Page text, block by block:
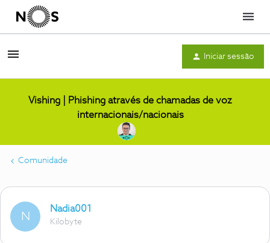
Menu
Iniciar sessão
Vishing | Phishing através de chamadas de voz
internacionais/nacionais
Comunidade
N
Nadia001
Kilobyte